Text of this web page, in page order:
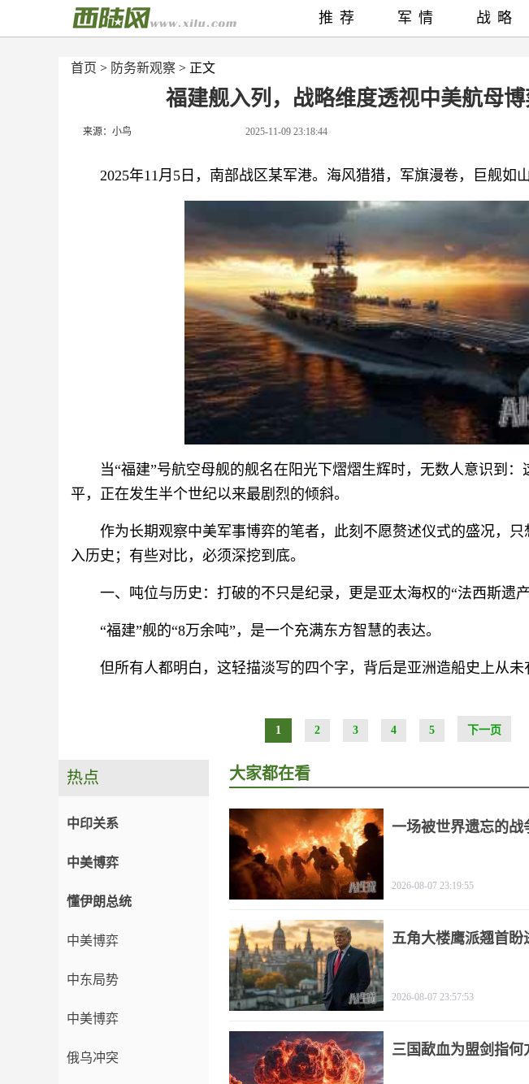
首页 > 防务新观察 > 正文
福建舰入列，战略维度透视中美航母
来源：小鸟 2025-11-09 23:18:44
2025年11月5日，南部战区某军港。海风猎猎，军旗漫卷，巨舰如山
当“福建”号航空母舰的舰名在阳光下熠熠生辉时，无数人意识到
平，正在发生半个世纪以来最剧烈的倾斜。
作为长期观察中美军事博弈的笔者，此刻不愿赘述仪式的盛况，
入历史；有些对比，必须深挖到底。
一、吨位与历史：打破的不只是纪录，更是亚太海权的“法西斯遗
“福建”舰的“8万余吨”，是一个充满东方智慧的表达。
但所有人都明白，这轻描淡写的四个字，背后是亚洲造船史上从未
1 2 3 4 5 下一页
推荐 军情 战略
热点
中印关系
中美博弈
懂伊朗总统
中美博弈
中东局势
中美博弈
俄乌冲突
大家都在看
一场被世界遗忘的战
2026-08-07 23:19:55
五角大楼鹰派翘首
2026-08-07 23:57:53
三国歃血为盟剑指